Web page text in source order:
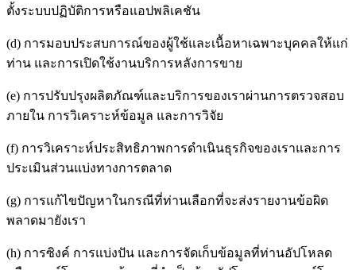
ตั้งระบบปฏิบัติการหรือแอปพลิเคชัน
(d) การมอบประสบการณ์ของผู้ใช้และเนื้อหาเฉพาะบุคคลให้แก่
ท่าน และการเปิดใช้งานบริการหลังการขาย
(e) การปรับปรุงผลิตภัณฑ์และบริการของเราผ่านการตรวจสอบ
ภายใน การวิเคราะห์ข้อมูล และการวิจัย
(f) การวิเคราะห์ประสิทธิภาพการดำเนินธุรกิจของเราและการ
ประเมินส่วนแบ่งทางการตลาด
(g) การแก้ไขปัญหาในกรณีที่ท่านเลือกที่จะส่งรายงานข้อผิด
พลาดมายังเรา
(h) การซิงค์ การแบ่งปัน และการจัดเก็บข้อมูลที่ท่านอัปโหลด